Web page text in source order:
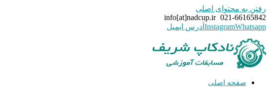
رفتن به محتوای اصلی
021-66165842
info[at]nadcup.ir
InstagramWhatsapp آدرس ایمیل
صفحه اصلی